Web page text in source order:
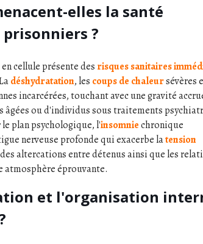
elles la santé
?
cellule présente des risques sanitaires
déshydratation, les coups de chaleursévères
incarcérées, touchant avec une gravité
âgées ou d'individus sous traitements
plan psychologique, l'insomniechronique
nerveuse profonde qui exacerbe latension
altercations entre détenus ainsi que les
atmosphère éprouvante.
et l'organisation